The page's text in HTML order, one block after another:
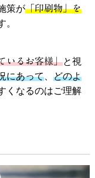
策が「印刷物」を
。
いるお客様」と視
にあって、 どのよ
くなるのはご理解